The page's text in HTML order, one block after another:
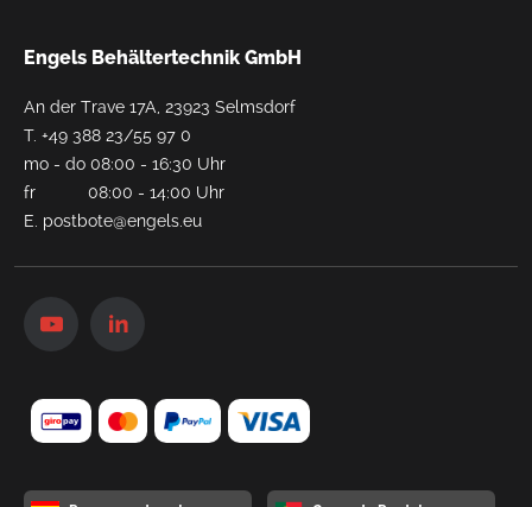
Engels Behältertechnik GmbH
An der Trave 17A, 23923 Selmsdorf
T. +49 388 23/55 97 0
mo - do 08:00 - 16:30 Uhr
fr 08:00 - 14:00 Uhr
E. postbote@engels.eu